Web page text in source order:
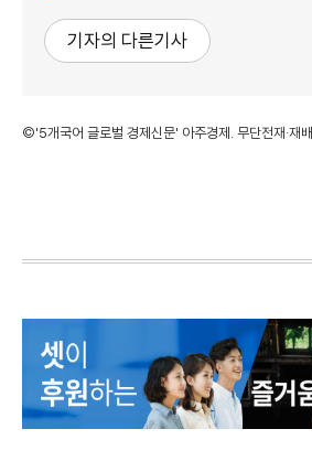
기자의 다른기사
©'5개국어 글로벌 경제신문' 아주경제. 무단전재·재